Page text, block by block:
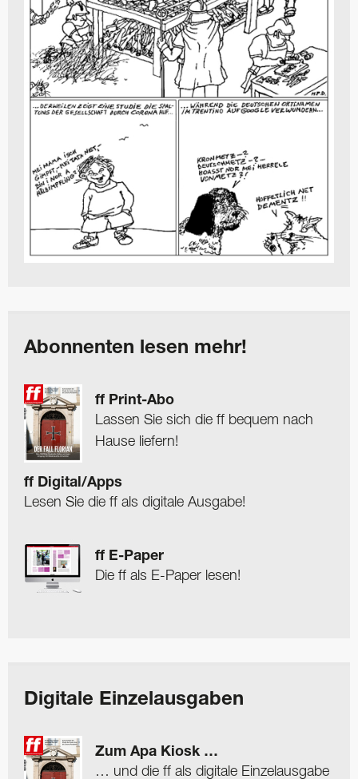
Abonnenten lesen mehr!
ff Print-Abo
Lassen Sie sich die ff bequem nach
Hause liefern!
ff Digital/Apps
Lesen Sie die ff als digitale Ausgabe!
ff E-Paper
Die ff als E-Paper lesen!
Digitale Einzelausgaben
Zum Apa Kiosk …
… und die ff als digitale Einzelausgabe